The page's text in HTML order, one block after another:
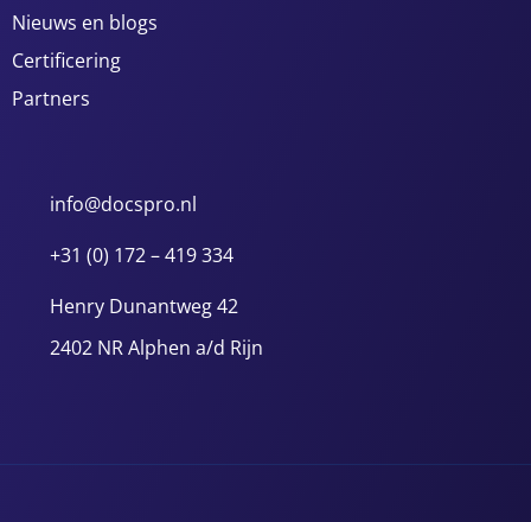
Nieuws en blogs
Certificering
Partners
info@docspro.nl
+31 (0) 172 – 419 334
Henry Dunantweg 42
2402 NR Alphen a/d Rijn